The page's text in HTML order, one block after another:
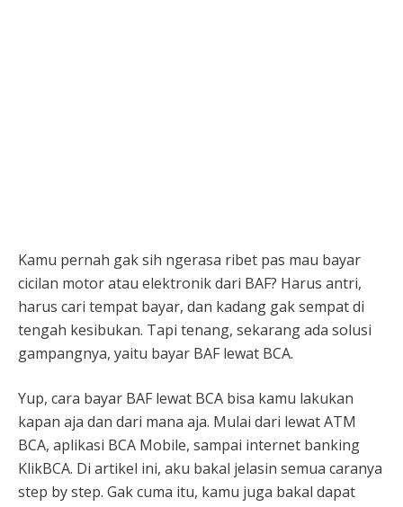
Kamu pernah gak sih ngerasa ribet pas mau bayar
cicilan motor atau elektronik dari BAF? Harus antri,
harus cari tempat bayar, dan kadang gak sempat di
tengah kesibukan. Tapi tenang, sekarang ada solusi
gampangnya, yaitu bayar BAF lewat BCA.
Yup, cara bayar BAF lewat BCA bisa kamu lakukan
kapan aja dan dari mana aja. Mulai dari lewat ATM
BCA, aplikasi BCA Mobile, sampai internet banking
KlikBCA. Di artikel ini, aku bakal jelasin semua caranya
step by step. Gak cuma itu, kamu juga bakal dapat